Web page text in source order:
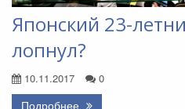
Японский 23-
лопнул?
10.11.2017 0
Подробнее